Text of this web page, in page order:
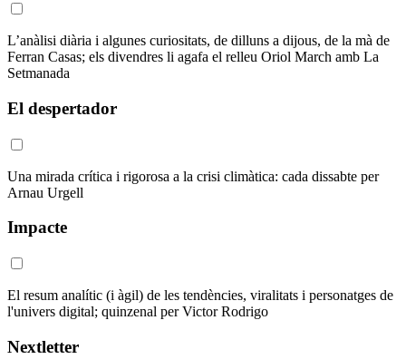
L’anàlisi diària i algunes curiositats, de dilluns a dijous, de la mà de
Ferran Casas; els divendres li agafa el relleu Oriol March amb La
Setmanada
El despertador
Una mirada crítica i rigorosa a la crisi climàtica: cada dissabte per
Arnau Urgell
Impacte
El resum analític (i àgil) de les tendències, viralitats i personatges de
l'univers digital; quinzenal per Victor Rodrigo
Nextletter